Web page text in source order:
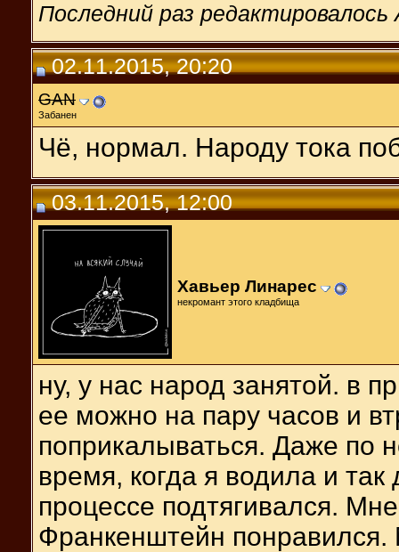
Последний раз
02.11.2015, 20:20
GAN
Забанен
Чё, нормал. Народу тока
03.11.2015, 12:00
Хавьер Линарес
некромант этого кладбища
ну, у нас народ занятой. в
ее можно на пару часов и
поприкалываться. Даже по
время, когда я водила и
процессе подтягивался.
Франкенштейн